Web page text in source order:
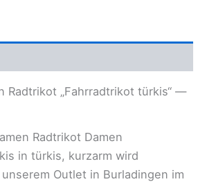
Radtrikot „Fahrradtrikot türkis“ —
Radtrikot Damen
in türkis, kurzarm wird
Outlet in Burladingen im